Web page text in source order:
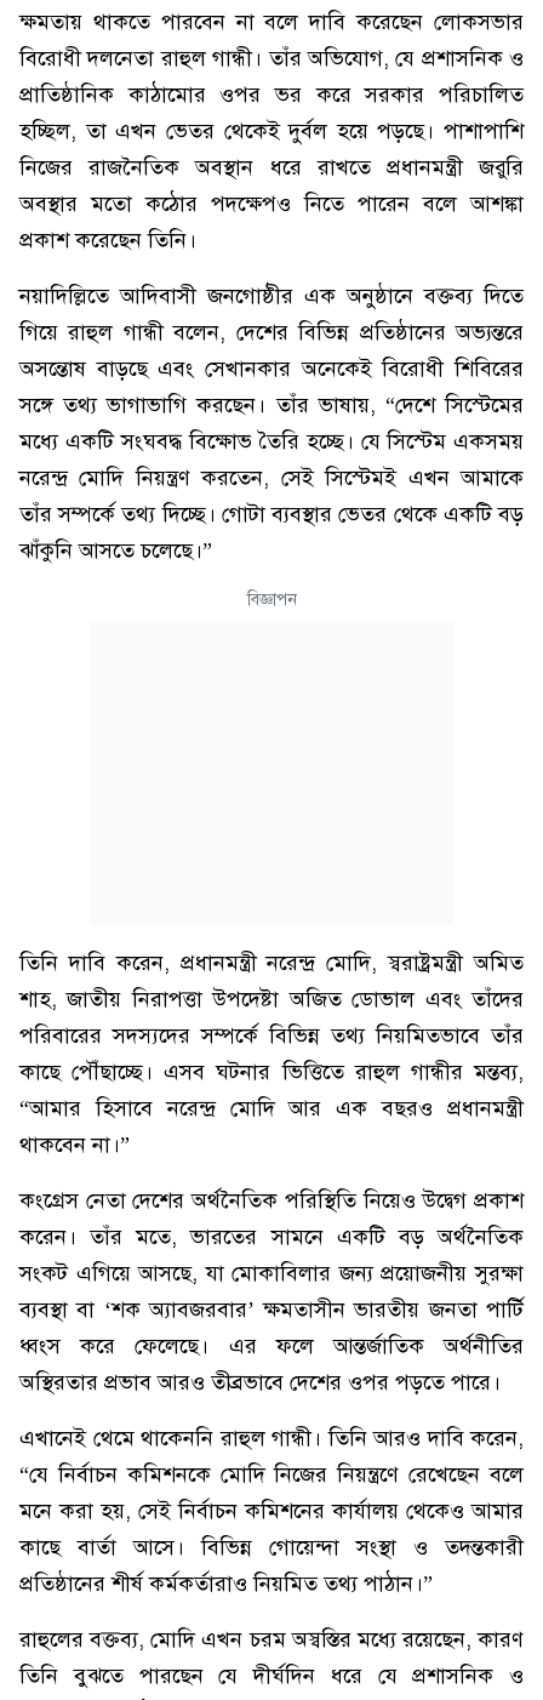
ক্ষমতায় থাকতে পারবেন না বলে দাবি করেছেন লোকসভার
বিরোধী দলনেতা রাহুল গান্ধী। তাঁর অভিযোগ, যে প্রশাসনিক ও
প্রাতিষ্ঠানিক কাঠামোর ওপর ভর করে সরকার পরিচালিত
হচ্ছিল, তা এখন ভেতর থেকেই দুর্বল হয়ে পড়ছে। পাশাপাশি
নিজের রাজনৈতিক অবস্থান ধরে রাখতে প্রধানমন্ত্রী জরুরি
অবস্থার মতো কঠোর পদক্ষেপও নিতে পারেন বলে আশঙ্কা
প্রকাশ করেছেন তিনি।
নয়াদিল্লিতে আদিবাসী জনগোষ্ঠীর এক অনুষ্ঠানে বক্তব্য দিতে
গিয়ে রাহুল গান্ধী বলেন, দেশের বিভিন্ন প্রতিষ্ঠানের অভ্যন্তরে
অসন্তোষ বাড়ছে এবং সেখানকার অনেকেই বিরোধী শিবিরের
সঙ্গে তথ্য ভাগাভাগি করছেন। তাঁর ভাষায়, “দেশে সিস্টেমের
মধ্যে একটি সংঘবদ্ধ বিক্ষোভ তৈরি হচ্ছে। যে সিস্টেম একসময়
নরেন্দ্র মোদি নিয়ন্ত্রণ করতেন, সেই সিস্টেমই এখন আমাকে
তাঁর সম্পর্কে তথ্য দিচ্ছে। গোটা ব্যবস্থার ভেতর থেকে একটি বড়
ঝাঁকুনি আসতে চলেছে।”
বিজ্ঞাপন
তিনি দাবি করেন, প্রধানমন্ত্রী নরেন্দ্র মোদি, স্বরাষ্ট্রমন্ত্রী অমিত
শাহ, জাতীয় নিরাপত্তা উপদেষ্টা অজিত ডোভাল এবং তাঁদের
পরিবারের সদস্যদের সম্পর্কে বিভিন্ন তথ্য নিয়মিতভাবে তাঁর
কাছে পৌঁছাচ্ছে। এসব ঘটনার ভিত্তিতে রাহুল গান্ধীর মন্তব্য,
“আমার হিসাবে নরেন্দ্র মোদি আর এক বছরও প্রধানমন্ত্রী
থাকবেন না।”
কংগ্রেস নেতা দেশের অর্থনৈতিক পরিস্থিতি নিয়েও উদ্বেগ প্রকাশ
করেন। তাঁর মতে, ভারতের সামনে একটি বড় অর্থনৈতিক
সংকট এগিয়ে আসছে, যা মোকাবিলার জন্য প্রয়োজনীয় সুরক্ষা
ব্যবস্থা বা ‘শক অ্যাবজরবার’ ক্ষমতাসীন ভারতীয় জনতা পার্টি
ধ্বংস করে ফেলেছে। এর ফলে আন্তর্জাতিক অর্থনীতির
অস্থিরতার প্রভাব আরও তীব্রভাবে দেশের ওপর পড়তে পারে।
এখানেই থেমে থাকেননি রাহুল গান্ধী। তিনি আরও দাবি করেন,
“যে নির্বাচন কমিশনকে মোদি নিজের নিয়ন্ত্রণে রেখেছেন বলে
মনে করা হয়, সেই নির্বাচন কমিশনের কার্যালয় থেকেও আমার
কাছে বার্তা আসে। বিভিন্ন গোয়েন্দা সংস্থা ও তদন্তকারী
প্রতিষ্ঠানের শীর্ষ কর্মকর্তারাও নিয়মিত তথ্য পাঠান।”
রাহুলের বক্তব্য, মোদি এখন চরম অস্বস্তির মধ্যে রয়েছেন, কারণ
তিনি বুঝতে পারছেন যে দীর্ঘদিন ধরে যে প্রশাসনিক ও